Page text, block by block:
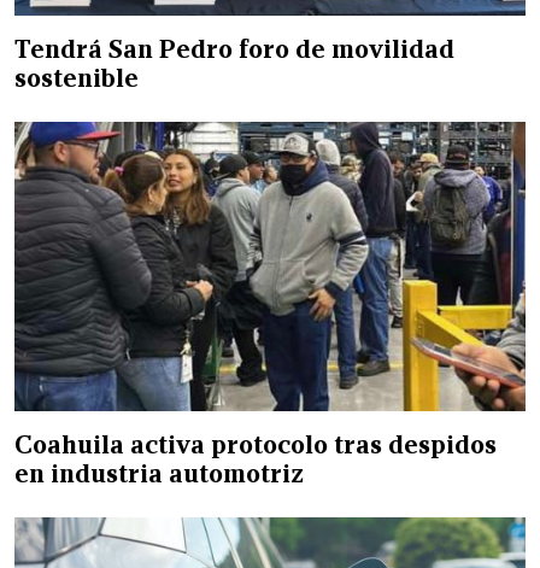
Tendrá San Pedro foro de movilidad
sostenible
Coahuila activa protocolo tras despidos
en industria automotriz